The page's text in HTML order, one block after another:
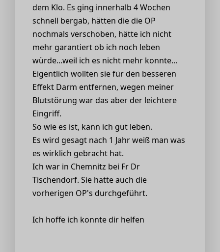
dem Klo. Es ging innerhalb 4 Wochen
schnell bergab, hätten die die OP
nochmals verschoben, hätte ich nicht
mehr garantiert ob ich noch leben
würde...weil ich es nicht mehr konnte...
Eigentlich wollten sie für den besseren
Effekt Darm entfernen, wegen meiner
Blutstörung war das aber der leichtere
Eingriff.
So wie es ist, kann ich gut leben.
Es wird gesagt nach 1 Jahr weiß man was
es wirklich gebracht hat.
Ich war in Chemnitz bei Fr Dr
Tischendorf. Sie hatte auch die
vorherigen OP's durchgeführt.
Ich hoffe ich konnte dir helfen